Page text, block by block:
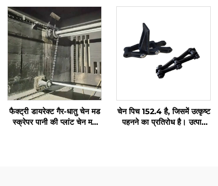
फैक्ट्री डायरेक्ट गैर-धातु चेन मड
स्क्रेपर पानी की प्लांट चेन मड
चेन पिच 152.4 है, जिसमें उत्कृष्ट
पहनने का प्रतिरोध है। उत्पाद